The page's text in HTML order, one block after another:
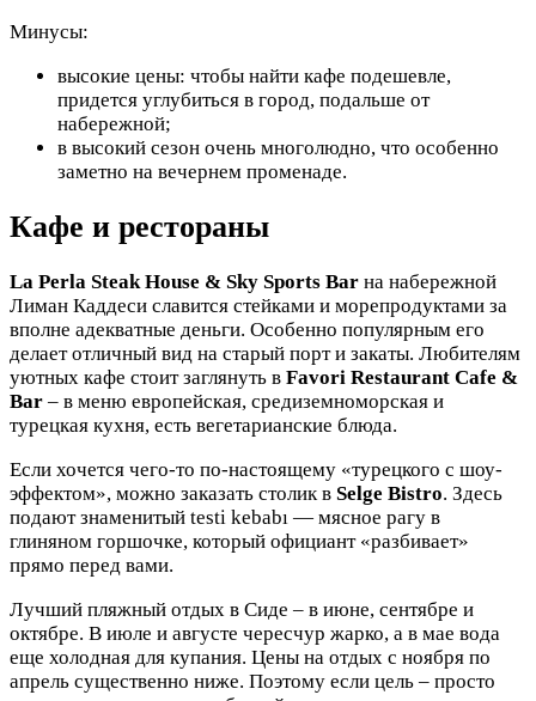
Минусы:
высокие цены: чтобы найти кафе подешевле,
придется углубиться в город, подальше от
набережной;
в высокий сезон очень многолюдно, что особенно
заметно на вечернем променаде.
Кафе и рестораны
La Perla Steak House & Sky Sports Bar на набережной
Лиман Каддеси славится стейками и морепродуктами за
вполне адекватные деньги. Особенно популярным его
делает отличный вид на старый порт и закаты. Любителям
уютных кафе стоит заглянуть в Favori Restaurant Cafe &
Bar – в меню европейская, средиземноморская и
турецкая кухня, есть вегетарианские блюда.
Если хочется чего-то по-настоящему «турецкого с шоу-
эффектом», можно заказать столик в Selge Bistro. Здесь
подают знаменитый testi kebabı — мясное рагу в
глиняном горшочке, который официант «разбивает»
прямо перед вами.
Лучший пляжный отдых в Сиде – в июне, сентябре и
октябре. В июле и августе чересчур жарко, а в мае вода
еще холодная для купания. Цены на отдых с ноября по
апрель существенно ниже. Поэтому если цель – просто